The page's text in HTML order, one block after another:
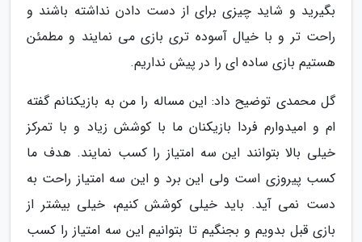
بگیرید و شاید چیزی برای از دست دادن نداشته باشند و
راحت تر و با خیال آسوده تری بازی می نمایند و مطمئن
هستیم بازی ساده ای را در پیش نداریم.
گل محمدی توضیح داد: این مساله را من به بازیکنانم گفته
ام و امیدوارم فردا بازیکنان ما با کوشش زیاد و با تمرکز
خیلی بالا بتوانند این سه امتیاز را کسب نمایند. هدف ما
کسب پیروزی است ولی این برد و این سه امتیاز راحت به
دست نمی آید. باید خیلی کوشش کنیم، خیلی بیشتر از
بازی قبل بدویم و بجنگیم تا بتوانیم این سه امتیاز را کسب